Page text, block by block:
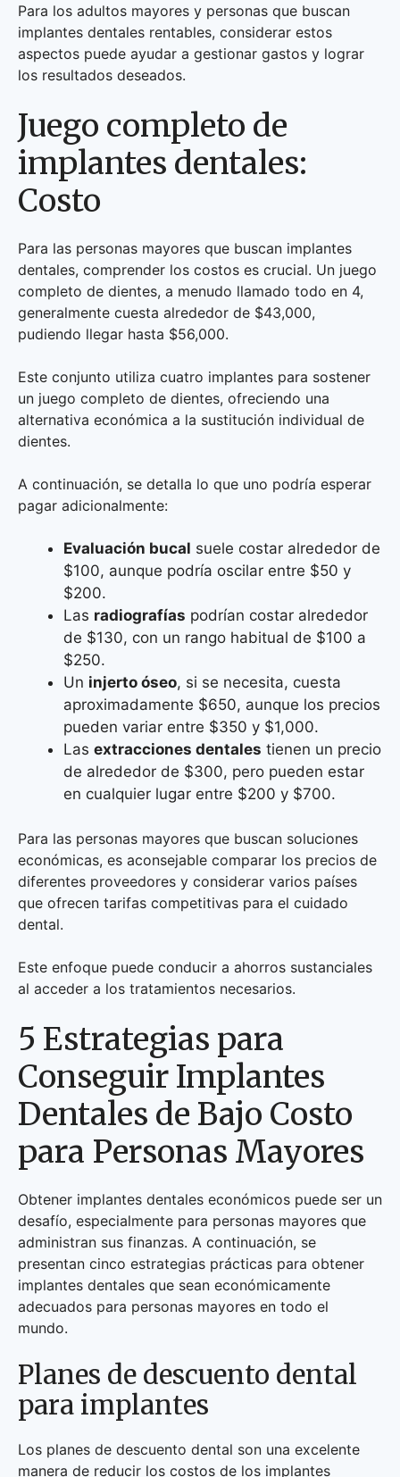
Para los adultos mayores y personas que buscan
implantes dentales rentables, considerar estos
aspectos puede ayudar a gestionar gastos y lograr
los resultados deseados.
Juego completo de
implantes dentales:
Costo
Para las personas mayores que buscan implantes
dentales, comprender los costos es crucial. Un juego
completo de dientes, a menudo llamado todo en 4,
generalmente cuesta alrededor de $43,000,
pudiendo llegar hasta $56,000.
Este conjunto utiliza cuatro implantes para sostener
un juego completo de dientes, ofreciendo una
alternativa económica a la sustitución individual de
dientes.
A continuación, se detalla lo que uno podría esperar
pagar adicionalmente:
Evaluación bucal suele costar alrededor de
$100, aunque podría oscilar entre $50 y
$200.
Las radiografías podrían costar alrededor
de $130, con un rango habitual de $100 a
$250.
Un injerto óseo, si se necesita, cuesta
aproximadamente $650, aunque los precios
pueden variar entre $350 y $1,000.
Las extracciones dentales tienen un precio
de alrededor de $300, pero pueden estar
en cualquier lugar entre $200 y $700.
Para las personas mayores que buscan soluciones
económicas, es aconsejable comparar los precios de
diferentes proveedores y considerar varios países
que ofrecen tarifas competitivas para el cuidado
dental.
Este enfoque puede conducir a ahorros sustanciales
al acceder a los tratamientos necesarios.
5 Estrategias para
Conseguir Implantes
Dentales de Bajo Costo
para Personas Mayores
Obtener implantes dentales económicos puede ser un
desafío, especialmente para personas mayores que
administran sus finanzas. A continuación, se
presentan cinco estrategias prácticas para obtener
implantes dentales que sean económicamente
adecuados para personas mayores en todo el
mundo.
Planes de descuento dental
para implantes
Los planes de descuento dental son una excelente
manera de reducir los costos de los implantes